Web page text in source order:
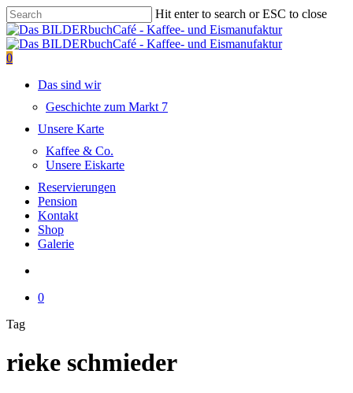
Skip
to
main
content
Hit enter to search or ESC to close
Close
Search
search
0
Das sind wir
Geschichte zum Markt 7
Unsere Karte
Kaffee & Co.
Unsere Eiskarte
Reservierungen
Pension
Kontakt
Shop
Galerie
0
Close
Tag
rieke schmieder